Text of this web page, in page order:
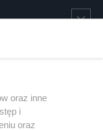
oraz inne
i
oraz